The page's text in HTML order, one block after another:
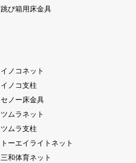
跳び箱用床金具
イノコネット
イノコ支柱
セノー床金具
ツムラネット
ツムラ支柱
トーエイライトネット
三和体育ネット